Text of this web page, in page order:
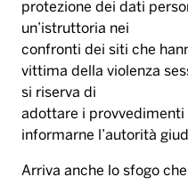
protezione dei dati
un’istruttoria nei
confronti dei siti che
vittima della violenza
si riserva di
adottare i provvedimenti
informarne l’autorità
Arriva anche lo sfogo